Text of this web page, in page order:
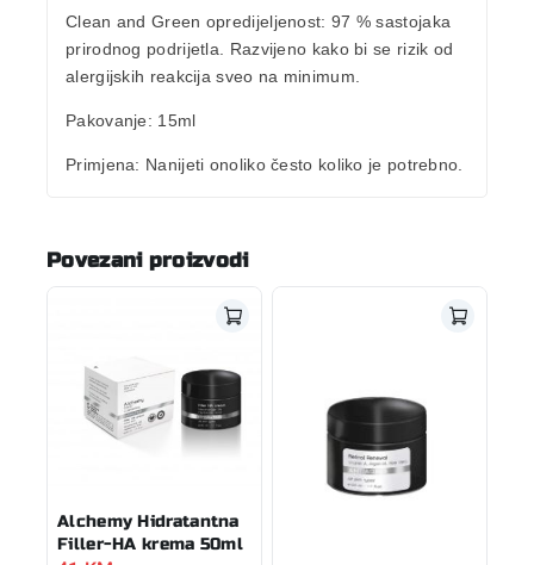
Clean and Green opredijeljenost: 97 % sastojaka
prirodnog podrijetla. Razvijeno kako bi se rizik od
alergijskih reakcija sveo na minimum.
Pakovanje: 15ml
Primjena: Nanijeti onoliko često koliko je potrebno.
Povezani proizvodi
Alchemy Hidratantna
Filler-HA krema 50ml